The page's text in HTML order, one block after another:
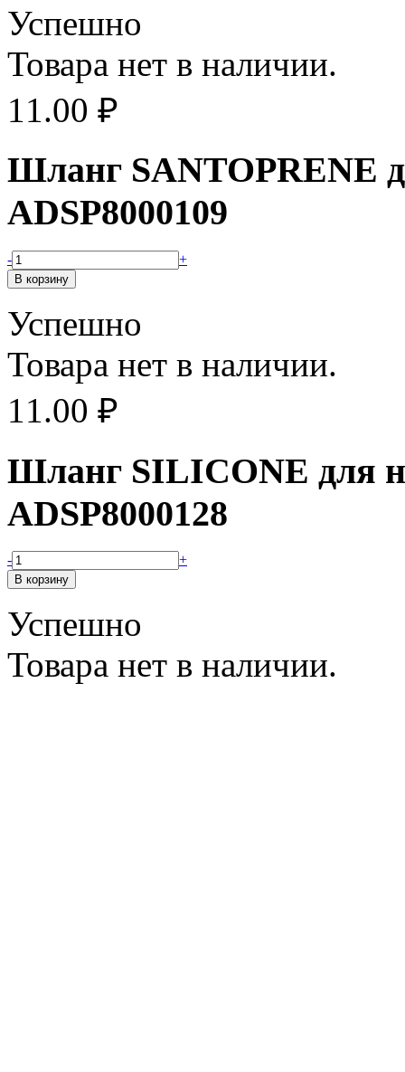
Успешно
Товара нет в наличии.
11.00 ₽
Шланг SANTOPRENE
ADSP8000109
- +
Успешно
Товара нет в наличии.
11.00 ₽
Шланг SILICONE для
ADSP8000128
- +
Успешно
Товара нет в наличии.